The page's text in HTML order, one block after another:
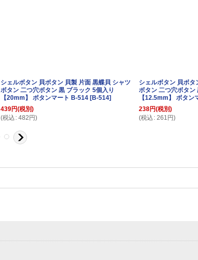
シェルボタン 貝ボタン 貝製 片面 黒蝶貝 シャツ
ボタン 二つ穴ボタン 黒 ブラック 5個入り
【20mm】 ボタンマート B-514 [B-514]
439円(税別)
(税込 : 482円)
シェルボタン 貝ボタ
ボタン 二つ穴ボタン
【12.5mm】 ボタン
238円(税別)
(税込 : 261 円)